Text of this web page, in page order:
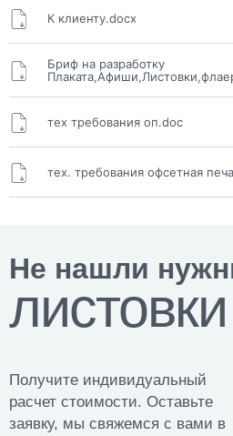
К клиенту.docx
Бриф на разработку
тех требования оп.doc
тех. требования офсетная
Не нашли
листовки
Получите индивидуальный
расчет стоимости. Оставьте
заявку, мы свяжемся с вами в